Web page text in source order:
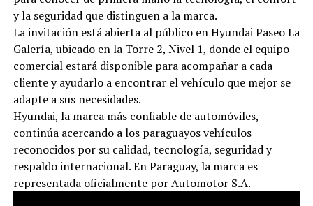
y la seguridad que distinguen a la marca.
La invitación está abierta al público en Hyundai Paseo La
Galería, ubicado en la Torre 2, Nivel 1, donde el equipo
comercial estará disponible para acompañar a cada
cliente y ayudarlo a encontrar el vehículo que mejor se
adapte a sus necesidades.
Hyundai, la marca más confiable de automóviles,
continúa acercando a los paraguayos vehículos
reconocidos por su calidad, tecnología, seguridad y
respaldo internacional. En Paraguay, la marca es
representada oficialmente por Automotor S.A.